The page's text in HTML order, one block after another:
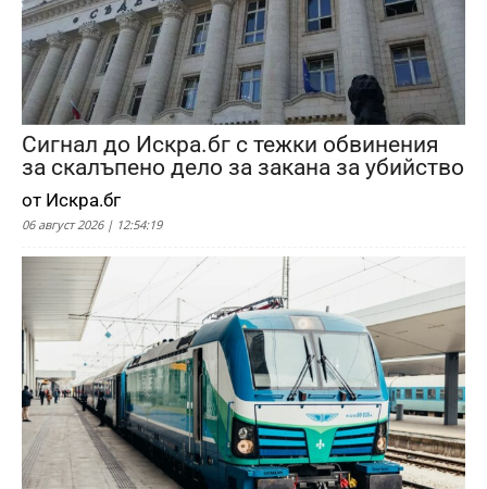
Сигнал до Искра.бг с тежки обвинения
за скалъпено дело за закана за убийство
от Искра.бг
06 август 2026 | 12:54:19